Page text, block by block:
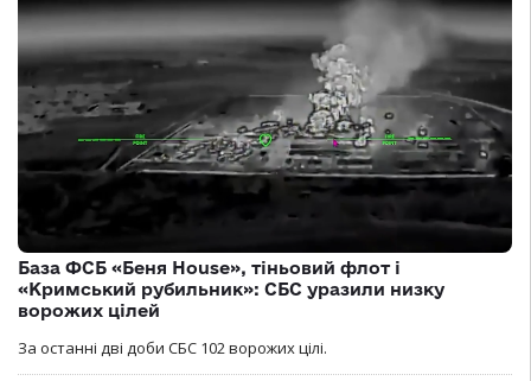
База ФСБ «Беня House», тіньовий флот і
«Кримський рубильник»: СБС уразили низку
ворожих цілей
За останні дві доби СБС 102 ворожих цілі.